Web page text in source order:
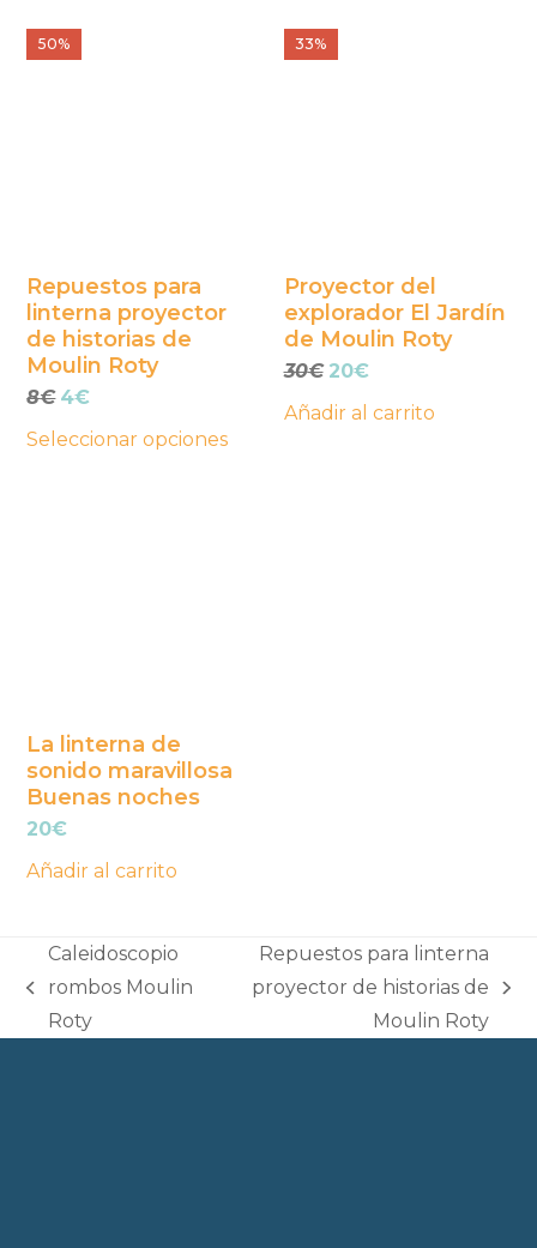
50%
Repuestos para
linterna proyector
de historias de
Moulin Roty
8€ El
original
4€
actual
Seleccionar opciones
Este
se
pueden
elegir
en
página
33%
Proyector del
explorador El Jardín
de Moulin Roty
30€ El
original
20€El
actual
Añadir al carrito
La linterna de
sonido maravillosa
Buenas noches
20€
Añadir al carrito
previous
post:
Caleidoscopio
rombos Moulin
Roty
next
post:
Repuestos para linterna
proyector de historias de
Moulin Roty